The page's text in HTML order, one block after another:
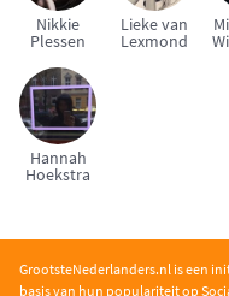
Nikkie
Plessen
Lieke van
Lexmond
Hannah
Hoekstra
GrootsteNederlanders.nl is een
basis van hun populariteit op